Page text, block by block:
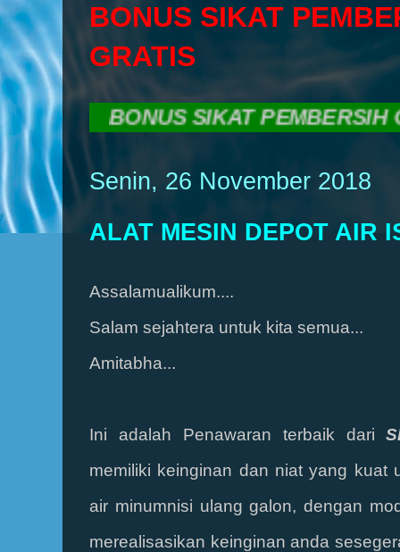
BONUS SIKAT
GRATIS
BONUS SIKAT PEMBERSIH
Senin, 26 November 2018
ALAT MESIN DEPOT AIR
Assalamualikum....
Salam sejahtera untuk kita semua...
Amitabha...
Ini adalah Penawaran terbaik dari
memiliki keinginan dan niat yang kuat
air minumnisi ulang galon, dengan
merealisasikan keinginan anda